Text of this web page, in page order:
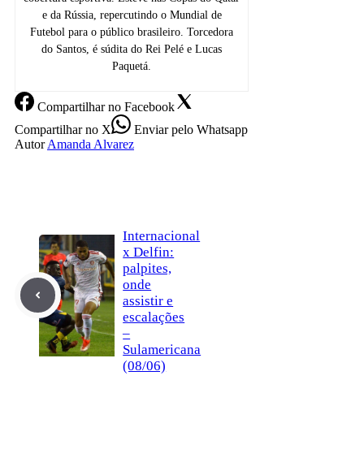
e da Rússia, repercutindo o Mundial de
Futebol para o público brasileiro. Torcedora
do Santos, é súdita do Rei Pelé e Lucas
Paquetá.
Compartilharno Facebook
Compartilharno X Enviarpelo Whatsapp
Autor Amanda Alvarez
Internacional
x Delfin:
palpites,
onde
assistir e
escalações
–
Sulamericana
(08/06)